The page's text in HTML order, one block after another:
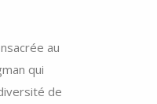
au
qui
de